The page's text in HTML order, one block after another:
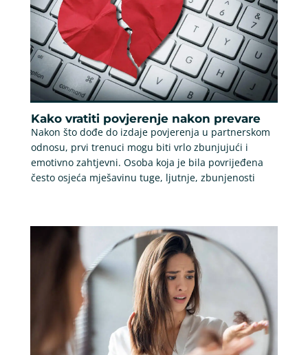
Kako vratiti povjerenje nakon prevare
Nakon što dođe do izdaje povjerenja u partnerskom
odnosu, prvi trenuci mogu biti vrlo zbunjujući i
emotivno zahtjevni. Osoba koja je bila povrijeđena
često osjeća mješavinu tuge, ljutnje, zbunjenosti